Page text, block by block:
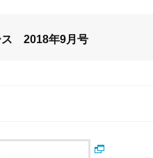
ス 2018年9月号